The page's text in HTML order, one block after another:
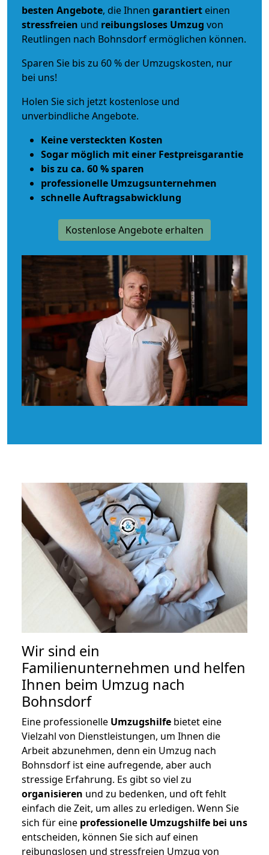
besten Angebote, die Ihnen garantiert einen
stressfreien und reibungsloses Umzug von
Reutlingen nach Bohnsdorf ermöglichen können.
Sparen Sie bis zu 60 % der Umzugskosten, nur
bei uns!
Holen Sie sich jetzt kostenlose und
unverbindliche Angebote.
Keine versteckten Kosten
Sogar möglich mit einer Festpreisgarantie
bis zu ca. 60 % sparen
professionelle Umzugsunternehmen
schnelle Auftragsabwicklung
Kostenlose Angebote erhalten
Wir sind ein
Familienunternehmen und helfen
Ihnen beim Umzug nach
Bohnsdorf
Eine professionelle Umzugshilfe bietet eine
Vielzahl von Dienstleistungen, um Ihnen die
Arbeit abzunehmen, denn ein Umzug nach
Bohnsdorf ist eine aufregende, aber auch
stressige Erfahrung. Es gibt so viel zu
organisieren und zu bedenken, und oft fehlt
einfach die Zeit, um alles zu erledigen. Wenn Sie
sich für eine professionelle Umzugshilfe bei uns
entscheiden, können Sie sich auf einen
reibungslosen und stressfreien Umzug von